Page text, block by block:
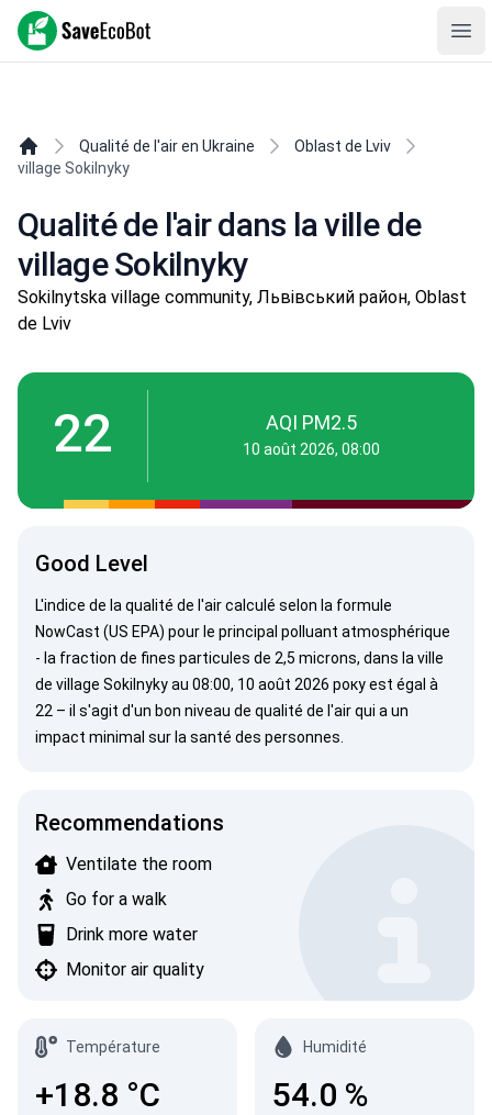
SaveEcoBot
Qualité de l'air en Ukraine
Oblast de Lviv
village Sokilnyky
Qualité de l'air dans la ville de
village Sokilnyky
Sokilnytska village community, Львівський район, Oblast
de Lviv
22 AQI PM2.5
10 août 2026, 08:00
Good Level
L'indice de la qualité de l'air calculé selon la formule
NowCast (US EPA) pour le principal polluant atmosphérique
- la fraction de fines particules de 2,5 microns, dans la ville
de village Sokilnyky au 08:00, 10 août 2026 року est égal à
22 – il s'agit d'un bon niveau de qualité de l'air qui a un
impact minimal sur la santé des personnes.
Recommendations
Ventilate the room
Go for a walk
Drink more water
Monitor air quality
Température
+18.8 °C
Humidité
54.0 %